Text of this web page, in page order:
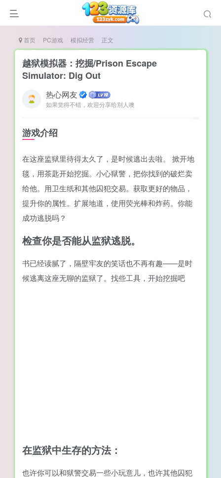
首页 PC游戏 模拟经营 正文
越狱模拟器：挖掘/Prison Escape
Simulator: Dig Out
热心网友
如果觉得不错，欢迎分享给别人噢
游戏介绍
在这座监狱里待得太久了，是时候逃出去啦。 掀开地
毯，用茶匙开始挖掘。小心狱警，把你找到的破烂卖
给他。用卫生纸和其他囚犯交易。获取更好的物品，
提升你的属性。扩展地道，使用荧光棒和炸药。你能
成功逃脱吗？
检查你是否能从监狱逃脱。
书已经读腻了，隔壁牢友的笑话也不再有趣——是时
候逃离这座无聊的监狱了。找些工具，开始挖掘吧
在监狱中生存的方法：
也许你可以和狱警交易一些小玩意儿，也许其他囚犯